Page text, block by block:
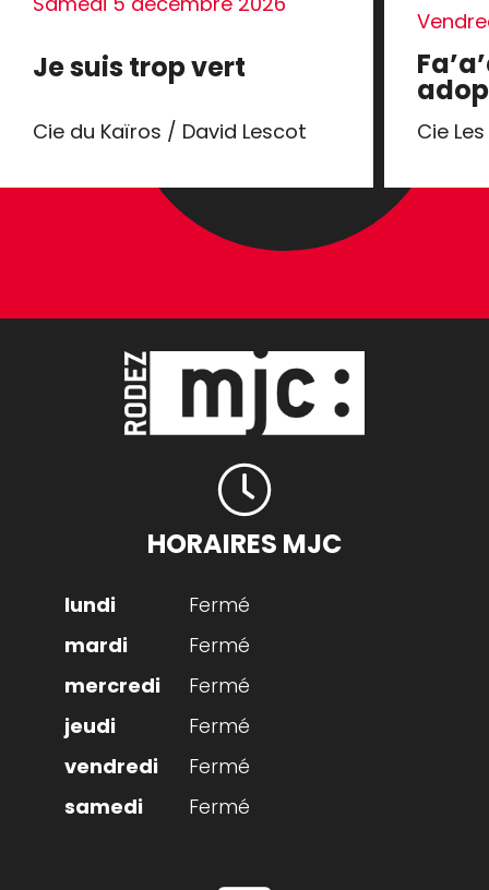
Je suis trop vert
Cie du Kaïros / David Lescot Cie
HORAIRES MJC
Fermé
Fermé
Fermé
Fermé
Fermé
Fermé